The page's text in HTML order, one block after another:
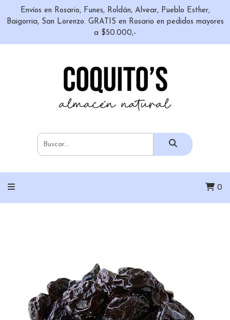
Envíos en Rosario, Funes, Roldán, Alvear, Pueblo Esther,
Baigorria, San Lorenzo. GRATIS en Rosario en pedidos mayores
a $50.000,-
0